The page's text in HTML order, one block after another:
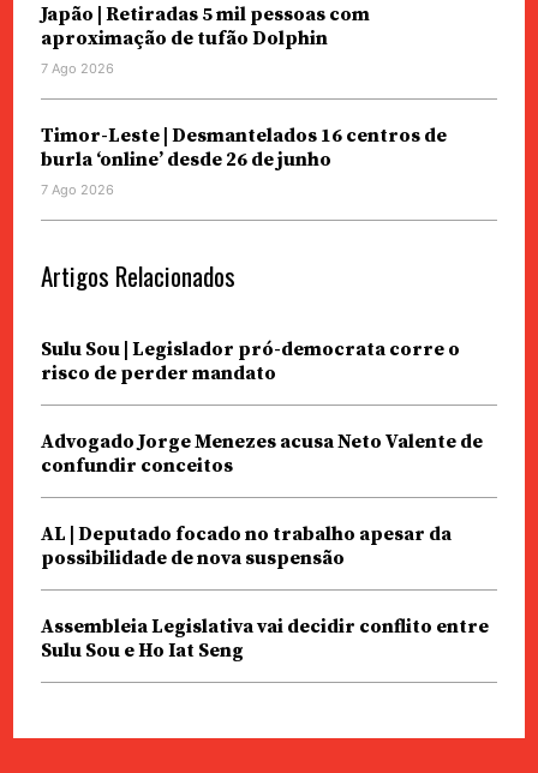
Japão | Retiradas 5 mil pessoas com
aproximação de tufão Dolphin
7 Ago 2026
Timor-Leste | Desmantelados 16 centros de
burla ‘online’ desde 26 de junho
7 Ago 2026
Artigos Relacionados
Sulu Sou | Legislador pró-democrata corre o
risco de perder mandato
Advogado Jorge Menezes acusa Neto Valente de
confundir conceitos
AL | Deputado focado no trabalho apesar da
possibilidade de nova suspensão
Assembleia Legislativa vai decidir conflito entre
Sulu Sou e Ho Iat Seng